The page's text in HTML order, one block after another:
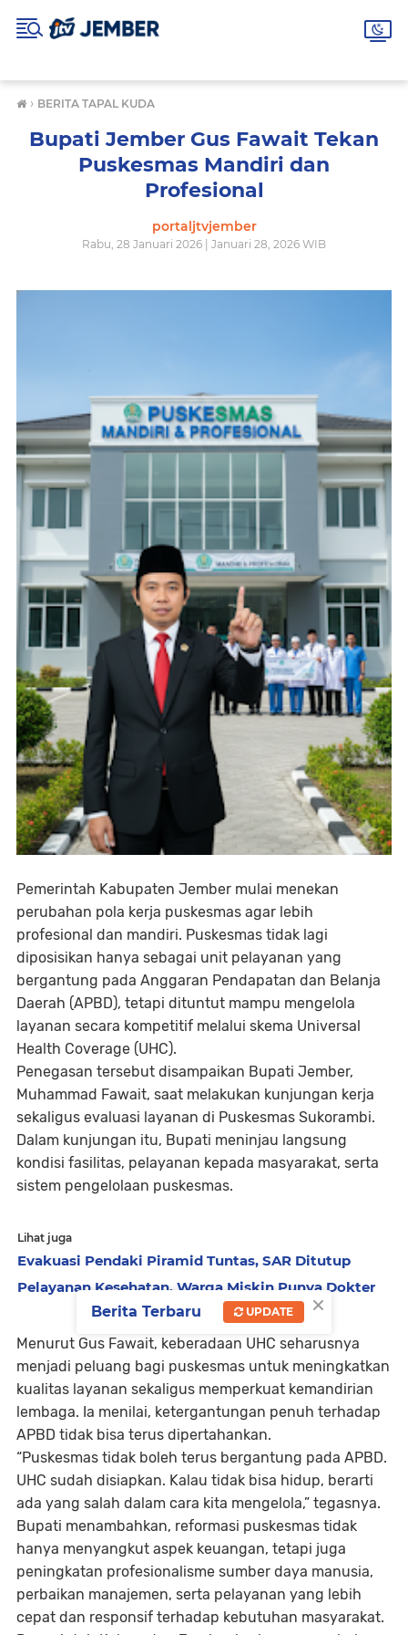
› BERITA TAPAL KUDA
Bupati Jember Gus Fawait Tekan
Puskesmas Mandiri dan
Profesional
portaljtvjember
Rabu, 28 Januari 2026 | Januari 28, 2026 WIB
Pemerintah Kabupaten Jember mulai menekan
perubahan pola kerja puskesmas agar lebih
profesional dan mandiri. Puskesmas tidak lagi
diposisikan hanya sebagai unit pelayanan yang
bergantung pada Anggaran Pendapatan dan Belanja
Daerah (APBD), tetapi dituntut mampu mengelola
layanan secara kompetitif melalui skema Universal
Health Coverage (UHC).
Penegasan tersebut disampaikan Bupati Jember,
Muhammad Fawait, saat melakukan kunjungan kerja
sekaligus evaluasi layanan di Puskesmas Sukorambi.
Dalam kunjungan itu, Bupati meninjau langsung
kondisi fasilitas, pelayanan kepada masyarakat, serta
sistem pengelolaan puskesmas.
Lihat juga
Evakuasi Pendaki Piramid Tuntas, SAR Ditutup
Pelayanan Kesehatan, Warga Miskin Punya Dokter
Menurut Gus Fawait, keberadaan UHC seharusnya
menjadi peluang bagi puskesmas untuk meningkatkan
kualitas layanan sekaligus memperkuat kemandirian
lembaga. Ia menilai, ketergantungan penuh terhadap
APBD tidak bisa terus dipertahankan.
“Puskesmas tidak boleh terus bergantung pada APBD.
UHC sudah disiapkan. Kalau tidak bisa hidup, berarti
ada yang salah dalam cara kita mengelola,” tegasnya.
Bupati menambahkan, reformasi puskesmas tidak
hanya menyangkut aspek keuangan, tetapi juga
peningkatan profesionalisme sumber daya manusia,
perbaikan manajemen, serta pelayanan yang lebih
cepat dan responsif terhadap kebutuhan masyarakat.
×
Berita Terbaru UPDATE